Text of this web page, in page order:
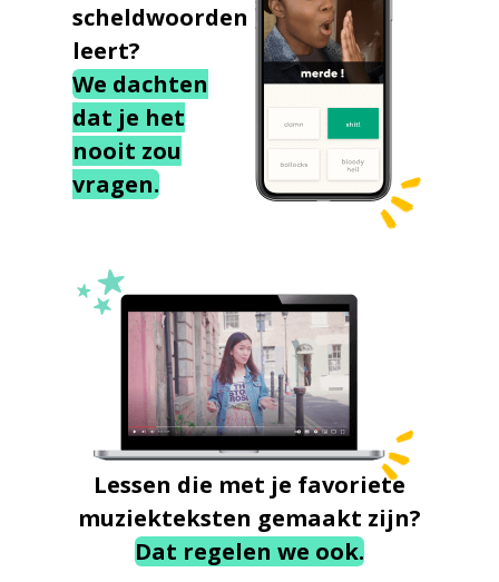
scheldwoorden
leert?
We dachten
dat je het
nooit zou
vragen.
Lessen die met je favoriete
muziekteksten gemaakt zijn?
Dat regelen we ook.